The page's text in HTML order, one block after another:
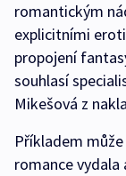
romantickým
explicitními
propojení
souhlasí
Mikešová z
Příkladem
romance